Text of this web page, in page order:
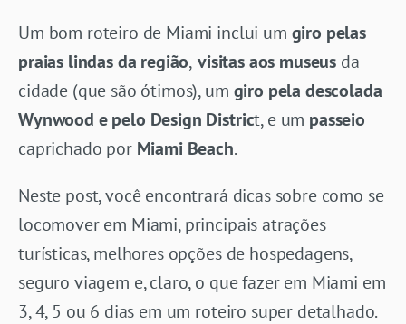
Um bom roteiro de Miami inclui um giro pelas
praias lindas da região, visitas aos museus da
cidade (que são ótimos), um giro pela descolada
Wynwood e pelo Design District, e um passeio
caprichado por Miami Beach.
Neste post, você encontrará dicas sobre como se
locomover em Miami, principais atrações
turísticas, melhores opções de hospedagens,
seguro viagem e, claro, o que fazer em Miami em
3, 4, 5 ou 6 dias em um roteiro super detalhado.